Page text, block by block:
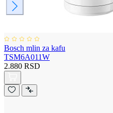
Bosch mlin za kafu
TSM6A011W
2.880 RSD